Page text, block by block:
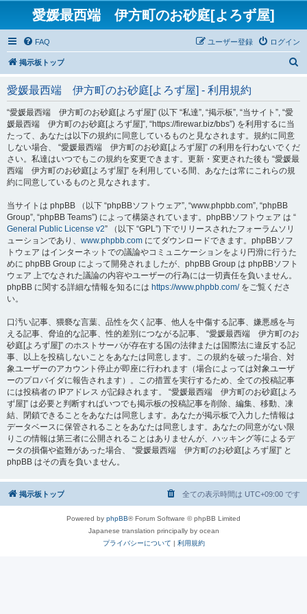
愛媛最西端 伊方町のお砂庭[よろず屋]
FAQ ログイン
ユーザー登録
掲示板トップ
愛媛最西端 伊方町のお砂庭[よろず屋] - 利用規約
“愛媛最西端 伊方町のお砂庭[よろず屋]” (以下 “私達”, “掲示板”, “当サイト”, “愛
媛最西端 伊方町のお砂庭[よろず屋]”, “https://firewar.biz/bbs”) を利用するに当
たって、あなたは以下の規約に同意しているものと見なされます。規約に同意
しない場合、 “愛媛最西端 伊方町のお砂庭[よろず屋]” の利用を行わないでくだ
さい。私達はいつでもこの規約を変更できます。更新・変更された後も “愛媛最
西端 伊方町のお砂庭[よろず屋]” を利用している間、あなたは常にこれらの規
約に同意しているものと見なされます。
当サイトは phpBB （以下 “phpBBソフトウェア”, “www.phpbb.com”, “phpBB
Group”, “phpBB Teams”) によって構築されています。phpBBソフトウェア は “
General Public License v2” （以下 “GPL”) 下でリリースされたフォーラムソリ
ューションであり、 www.phpbb.com にてダウンロードできます。phpBBソフ
トウェア はインターネットでの議論やコミュニケーションをより円滑に行うた
めに phpBB Group によって開発されましたが、phpBB Group は phpBBソフト
ウェア 上でなされた議論の内容やユーザーの行為には一切責任を負いません。
phpBB に関する詳細な情報を知るには https://www.phpbb.com/をご覧くださ
い。
口汚い記事、猥褻な言葉、品性を欠く記事、他人を中傷する記事、嫌悪感を与
える記事、脅迫的な記事、性的差別につながる記事、 “愛媛最西端 伊方町のお
砂庭[よろず屋]” のホストサーバが存在する国の法律または国際法に違反する記
事、以上を投稿しないことをあなたは同意します。この規約を破った場合、対
象ユーザーのアカウント停止が即座に行われます（場合によっては対象ユーザ
ーのプロバイダに報告されます）。この措置を実行するため、全ての投稿記事
には投稿者の IPアドレス が記録されます。 “愛媛最西端 伊方町のお砂庭[よろ
ず屋]” は必要と判断すればいつでも掲示板の投稿記事を削除、編集、移動、凍
結、閉鎖できることをあなたは同意します。あなたが掲示板で入力した情報は
データベースに保管されることをあなたは同意します。あなたの同意がない限
りこの情報は第三者に公開されることはありませんが、ハッキング等によるデ
ータの損傷や盗難があった場合、 “愛媛最西端 伊方町のお砂庭[よろず屋]” と
phpBB はその責を負いません。
掲示板トップ 全ての表示時間は UTC+09:00 です
Powered by phpBB® Forum Software © phpBB Limited
Japanese translation principally by ocean
プライバシーについて | 利用規約